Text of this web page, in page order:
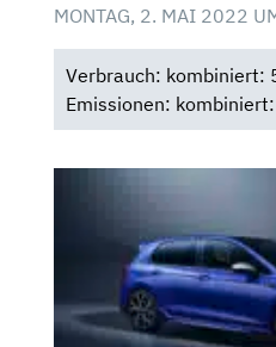
MONTAG, 2. MAI 2022
Verbrauch: kombiniert:
Emissionen: